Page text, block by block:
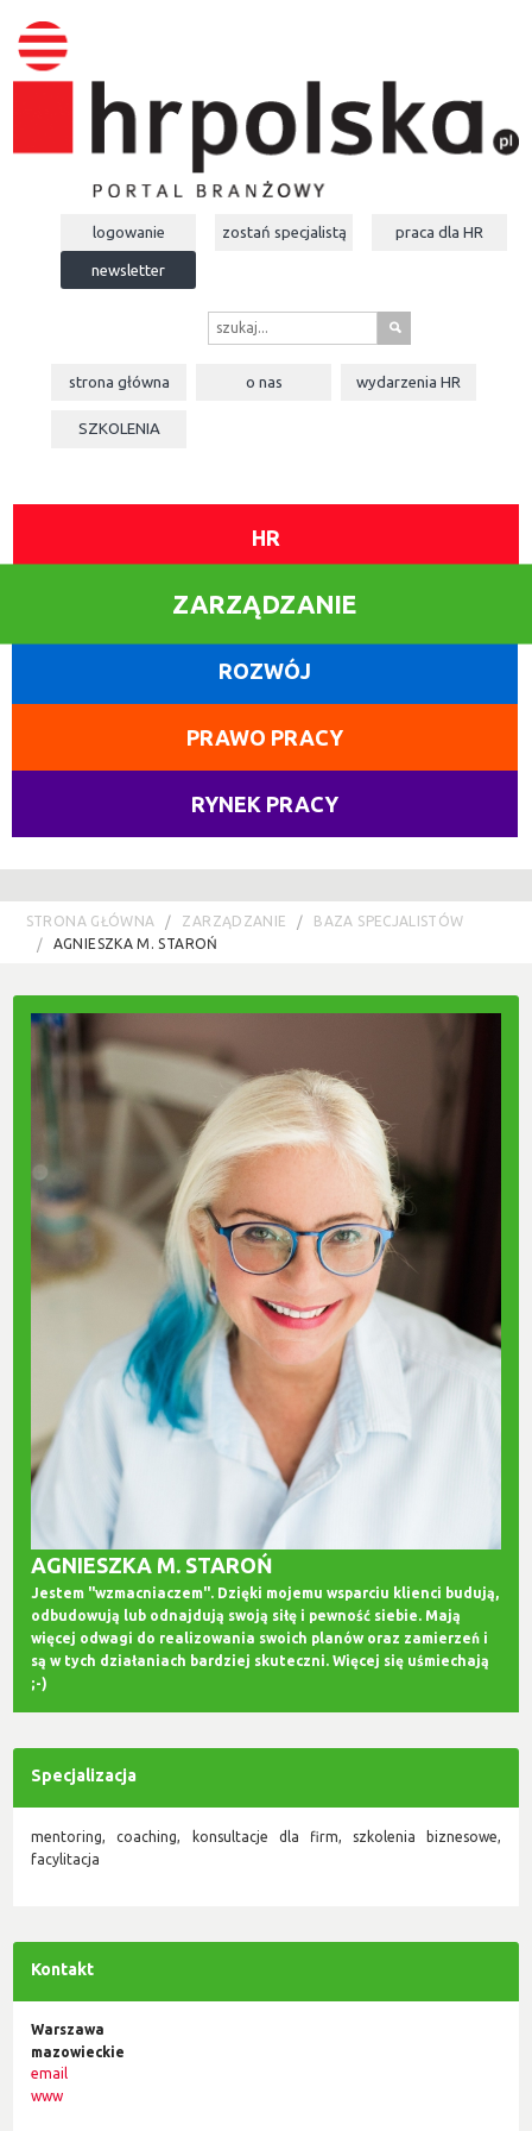
logowanie zostań specjalistą praca dla HR
newsletter
s
strona główna o nas wydarzeniaHR
SZKOLENIA
HR
ZARZĄDZANIE
ROZWÓJ
PRAWO PRACY
RYNEK PRACY
STRONA GŁÓWNA ZARZĄDZANIE
BAZA SPECJALISTÓW
AGNIESZKA M. STAROŃ
AGNIESZKA M. STAROŃ
Jestem "wzmacniaczem". Dzięki mojemu wsparciu klienci budują,
odbudowują lub odnajdują swoją siłę i pewność siebie. Mają
więcej odwagi do realizowania swoich planów oraz zamierzeń i
są w tych działaniach bardziej skuteczni. Więcej się uśmiechają
;-)
Specjalizacja
mentoring, coaching, konsultacje dla firm, szkolenia biznesowe,
facylitacja
Kontakt
Warszawa
mazowieckie
email
www